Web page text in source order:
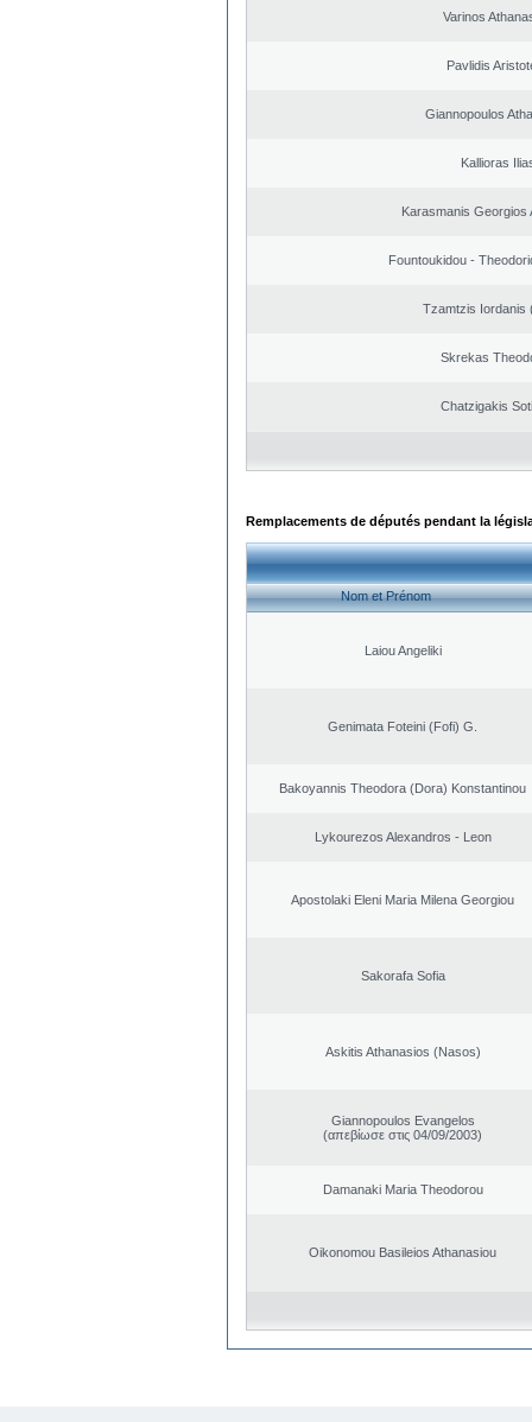
Varinos
Pavlidis
Giannopoulos
Kallioras
Karasmanis Georgios
Fountoukidou -
Tzamtzis Iordanis
Skrekas
Chatzigakis
Remplacements de députés pendant la
Nom et Prénom
Laiou Angeliki
Genimata Foteini (Fofi) G.
Bakoyannis Theodora (Dora) Konstantinou
Lykourezos Alexandros - Leon
Apostolaki Eleni Maria Milena Georgiou
Sakorafa Sofia
Askitis Athanasios (Nasos)
Giannopoulos Evangelos
(απεβίωσε στις 04/09/2003)
Damanaki Maria Theodorou
Oikonomou Basileios Athanasiou